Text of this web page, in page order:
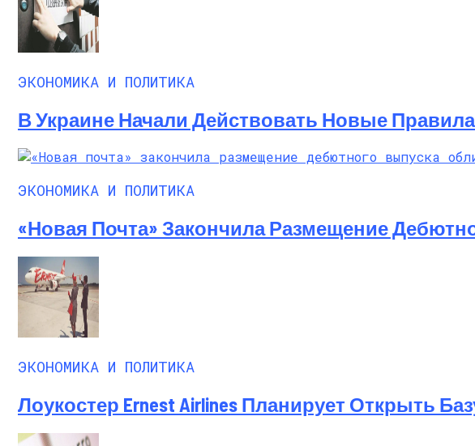
ЭКОНОМИКА И ПОЛИТИКА
В Украине Начали Действовать Новые
ЭКОНОМИКА И ПОЛИТИКА
«Новая Почта» Закончила Размещение
ЭКОНОМИКА И ПОЛИТИКА
Лоукостер Ernest Airlines Планирует Открыть